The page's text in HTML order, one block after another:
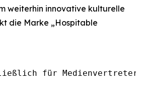
weiterhin innovative kulturelle
die Marke „Hospitable
für Medienvertreter.